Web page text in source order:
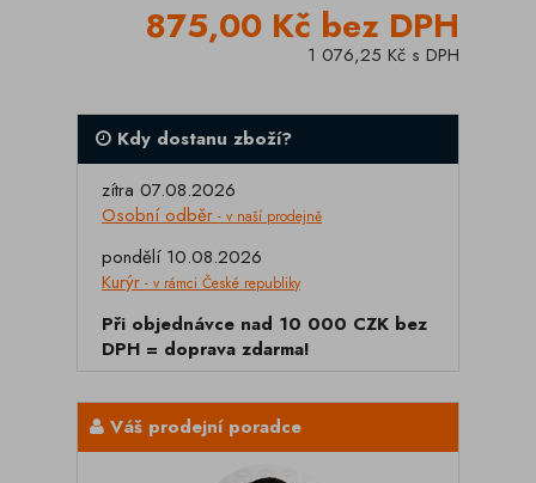
875,00 Kč bez DPH
1 076,25 Kč s DPH
Kdy dostanu zboží?
zítra 07.08.2026
Osobní odběr - v naší prodejně
pondělí 10.08.2026
Kurýr - v rámci České republiky
Při objednávce nad 10 000 CZK bez
DPH = doprava zdarma!
Váš prodejní poradce